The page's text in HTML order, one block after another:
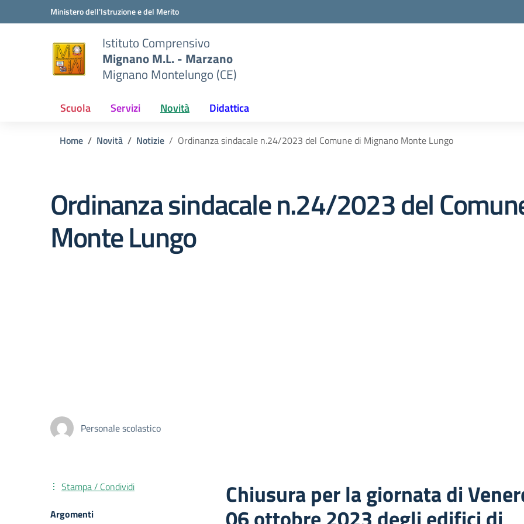
Vai ai contenuti
Vai al menu di navigazioneMinistero dell'Istruzione e del Merito
Istituto Comprensivo
Mignano M.L. - Marzano
Mignano Montelungo (CE)
Scuola Servizi Novità Didattica
Home Novità Notizie Ordinanza sindacale n.24/2023 del Comune di Mignano Monte Lungo
Ordinanza sindacale n.24/2023 del
Monte Lungo
Personale scolastico
Chiusura per la giornata di
Stampa / Condividi
Argomenti